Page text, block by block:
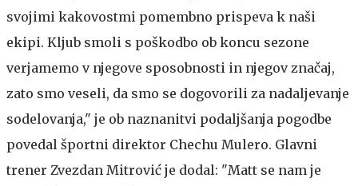
svojimi kakovostmi pomembno prispeva k naši
ekipi. Kljub smoli s poškodbo ob koncu sezone
verjamemo v njegove sposobnosti in njegov značaj,
zato smo veseli, da smo se dogovorili za nadaljevanje
sodelovanja," je ob naznanitvi podaljšanja pogodbe
povedal športni direktor Chechu Mulero. Glavni
trener Zvezdan Mitrović je dodal: "Matt se nam je